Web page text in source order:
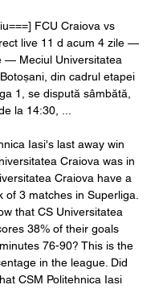
FCU Craiova vs
live 11 d acum 4 zile —
— Meciul Universitatea
din cadrul etapei
1, se dispută sâmbătă,
la 14:30, ...
Iasi's last away win
Craiova was in
Craiova have a
of 3 matches in Superliga.
that CS Universitatea
38% of their goals
76-90? This is the
in the league. Did
CSM Politehnica Iasi